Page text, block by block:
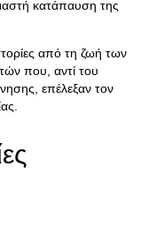
κατάπαυση της
από τη ζωή των
που, αντί του
επέλεξαν τον